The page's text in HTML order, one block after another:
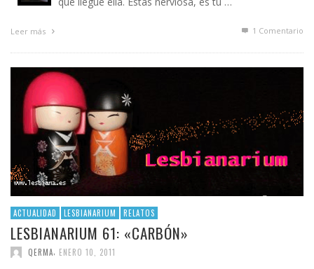
Leer más 1 Comentario
ACTUALIDAD LESBIANARIUM RELATOS
LESBIANARIUM 61: «CARBÓN»
QERMA ENERO 10, 2011